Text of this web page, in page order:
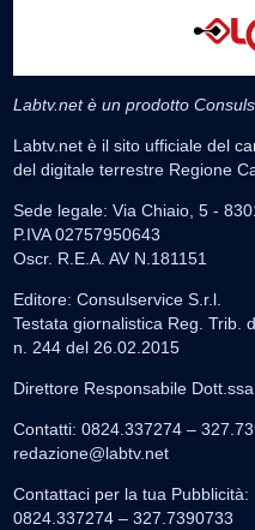
Labtv.net è un prodotto
Labtv.net è il sito ufficiale del
del digitale terrestre Regione
Sede legale: Via Chiaio, 5 -
P.IVA 02757950643
Oscr. R.E.A. AV N.181151
Editore: Consulservice S.r.l.
Testata giornalistica Reg. Trib.
n. 244 del 26.02.2015
Direttore Responsabile
Contatti: 0824.337274 –
redazione@labtv.net
Contattaci per la tua Pubblicità:
0824.337274 – 327.7390733